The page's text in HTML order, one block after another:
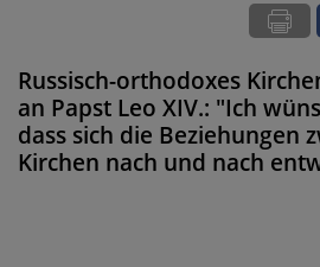
Russisch-orthodoxes
an Papst Leo XIV.: "Ich
dass sich die Beziehungen
Kirchen nach und nach